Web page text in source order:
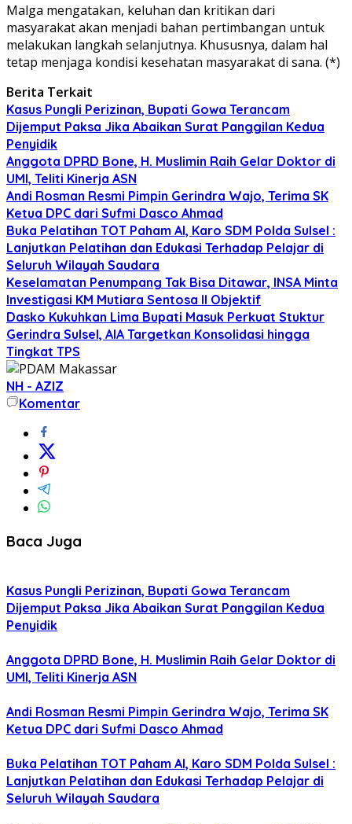
Malga mengatakan, keluhan dan kritikan dari
masyarakat akan menjadi bahan pertimbangan untuk
melakukan langkah selanjutnya. Khususnya, dalam hal
tetap menjaga kondisi kesehatan masyarakat di sana. (*)
Berita Terkait
Kasus Pungli Perizinan, Bupati Gowa Terancam
Dijemput Paksa Jika Abaikan Surat Panggilan Kedua
Penyidik
Anggota DPRD Bone, H. Muslimin Raih Gelar Doktor di
UMI, Teliti Kinerja ASN
Andi Rosman Resmi Pimpin Gerindra Wajo, Terima SK
Ketua DPC dari Sufmi Dasco Ahmad
Buka Pelatihan TOT Paham AI, Karo SDM Polda Sulsel :
Lanjutkan Pelatihan dan Edukasi Terhadap Pelajar di
Seluruh Wilayah Saudara
Keselamatan Penumpang Tak Bisa Ditawar, INSA Minta
Investigasi KM Mutiara Sentosa II Objektif
Dasko Kukuhkan Lima Bupati Masuk Perkuat Stuktur
Gerindra Sulsel, AIA Targetkan Konsolidasi hingga
Tingkat TPS
NH - AZIZ
Komentar
Baca Juga
Kasus Pungli Perizinan, Bupati Gowa Terancam
Dijemput Paksa Jika Abaikan Surat Panggilan Kedua
Penyidik
Anggota DPRD Bone, H. Muslimin Raih Gelar Doktor di
UMI, Teliti Kinerja ASN
Andi Rosman Resmi Pimpin Gerindra Wajo, Terima SK
Ketua DPC dari Sufmi Dasco Ahmad
Buka Pelatihan TOT Paham AI, Karo SDM Polda Sulsel :
Lanjutkan Pelatihan dan Edukasi Terhadap Pelajar di
Seluruh Wilayah Saudara